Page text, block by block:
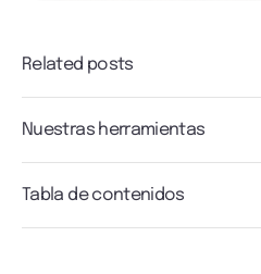
Related posts
Nuestras herramientas
Tabla de contenidos